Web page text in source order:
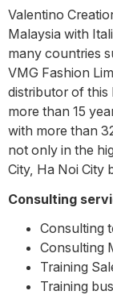
Valentino
Malaysia with
many countries
VMG Fashion
distributor of this
more than 15
with more than
not only in the
City, Ha Noi City
Consulting
Consulting
Consulting
Training
Training